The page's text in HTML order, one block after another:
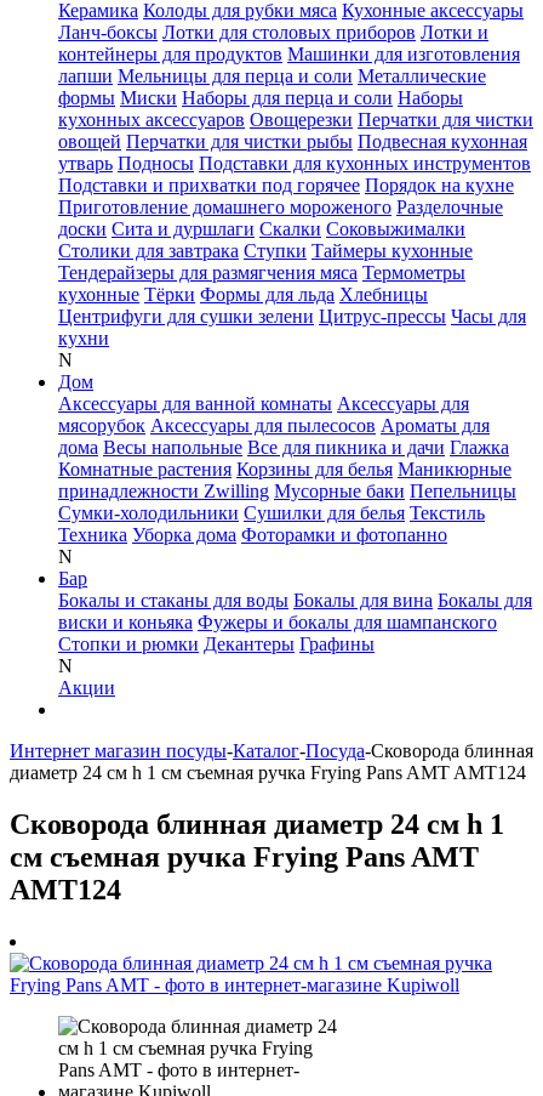
Керамика Колоды для рубки мяса Кухонные аксессуары
Ланч-боксы Лотки для столовых приборов Лотки и
контейнеры для продуктов Машинки для изготовления
лапши Мельницы для перца и соли Металлические
формы Миски Наборы для перца и соли Наборы
кухонных аксессуаров Овощерезки Перчатки для чистки
овощей Перчатки для чистки рыбы Подвесная кухонная
утварь Подносы Подставки для кухонных инструментов
Подставки и прихватки под горячее Порядок на кухне
Приготовление домашнего мороженого Разделочные
доски Сита и дуршлаги Скалки Соковыжималки
Столики для завтрака Ступки Таймеры кухонные
Тендерайзеры для размягчения мяса Термометры
кухонные Тёрки Формы для льда Хлебницы
Центрифуги для сушки зелени Цитрус-прессы Часы для
кухни
N
Дом
Аксессуары для ванной комнаты Аксессуары для
мясорубок Аксессуары для пылесосов Ароматы для
дома Весы напольные Все для пикника и дачи Глажка
Комнатные растения Корзины для белья Маникюрные
принадлежности Zwilling Мусорные баки Пепельницы
Сумки-холодильники Сушилки для белья Текстиль
Техника Уборка дома Фоторамки и фотопанно
N
Бар
Бокалы и стаканы для воды Бокалы для вина Бокалы для
виски и коньяка Фужеры и бокалы для шампанского
Стопки и рюмки Декантеры Графины
N
Акции
Интернет магазин посуды-Каталог-Посуда-Сковорода блинная
диаметр 24 см h 1 см съемная ручка Frying Pans AMT AMT124
Сковорода блинная диаметр 24 см h 1
см съемная ручка Frying Pans AMT
AMT124